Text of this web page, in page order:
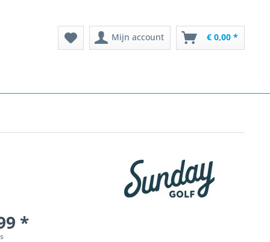
Mijn account € 0,00 *
*